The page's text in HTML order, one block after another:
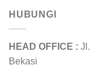
HUBUNGI
HEAD OFFICE :
Bekasi